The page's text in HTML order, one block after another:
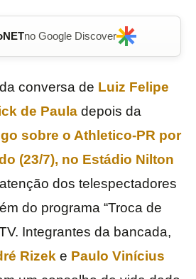
no Google Discover
conversa de Luiz Felipe
de Paula depois da
sobre o Athletico-PR por
(23/7), no Estádio Nilton
dos telespectadores
do programa “Troca de
Integrantes da bancada,
Rizek e Paulo Vinícius